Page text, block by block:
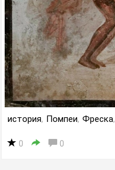
история, Помпеи, Фреска,
0 0